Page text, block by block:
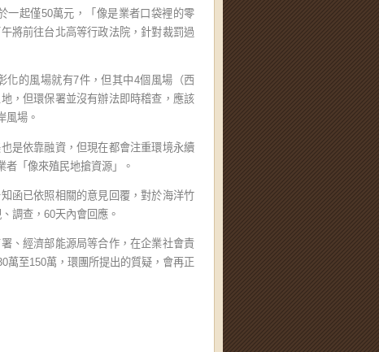
一起僅50萬元，「像是業者口袋裡的零
將前往台北高等行政法院，針對裁罰過
化的風場就有7件，但其中4個風場（西
，但環保署並沒有辦法即時稽查，應該
風場。
是依靠融資，但現在都會注重環境永續
「像來殖民地搶資源」。
函已依照相關的意見回覆，對於海洋竹
調查，60天內會回應。
、經濟部能源局等合作，在企業社會責
萬至150萬，環團所提出的質疑，會再正